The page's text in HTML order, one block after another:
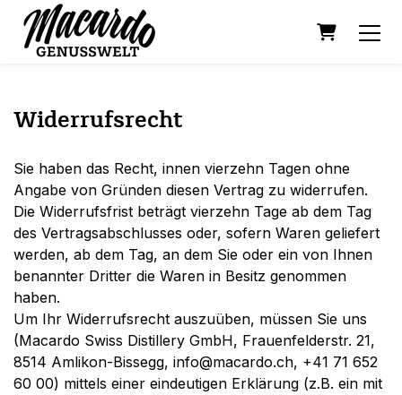
Widerrufsrecht
Sie haben das Recht, innen vierzehn Tagen ohne
Angabe von Gründen diesen Vertrag zu widerrufen.
Die Widerrufsfrist beträgt vierzehn Tage ab dem Tag
des Vertragsabschlusses oder, sofern Waren geliefert
werden, ab dem Tag, an dem Sie oder ein von Ihnen
benannter Dritter die Waren in Besitz genommen
haben.
Um Ihr Widerrufsrecht auszuüben, müssen Sie uns
(Macardo Swiss Distillery GmbH, Frauenfelderstr. 21,
8514 Amlikon-Bissegg, info@macardo.ch, +41 71 652
60 00) mittels einer eindeutigen Erklärung (z.B. ein mit